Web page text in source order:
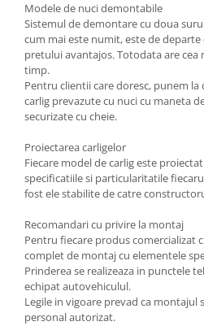
Carlige Volkswagen
Carlige Volvo
Carlige Xpeng
Carlige Xpeng G6
Carlige Xpeng G9
Modele de nuci demontabile
Sistemul de demontare cu doua
cum mai este numit, este de
pretului avantajos. Totodata are
timp.
Pentru clientii care doresc, punem
carlig prevazute cu nuci cu maneta
securizate cu cheie.
Proiectarea carligelor
Fiecare model de carlig este
specificatiile si particularitatile
fost ele stabilite de catre
Recomandari cu privire la montaj
Pentru fiecare produs comercializat
complet de montaj cu elementele
Prinderea se realizeaza in punctele
echipat autovehiculul.
Legile in vigoare prevad ca montajul
personal autorizat.